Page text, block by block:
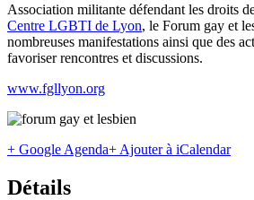
Association militante défendant les droits
Centre LGBTI de Lyon, le Forum gay et
nombreuses manifestations ainsi que des
favoriser rencontres et discussions.
www.fgllyon.org
+ Google Agenda+ Ajouter à iCalendar
Détails